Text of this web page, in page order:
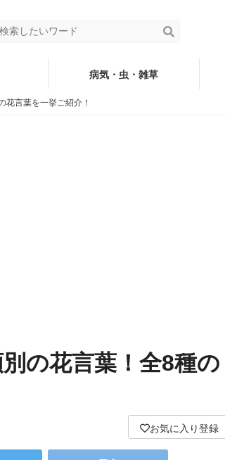
病気・虫・雑草
花言葉を一挙ご紹介！
の花言葉！全8種の
お気に入り登録